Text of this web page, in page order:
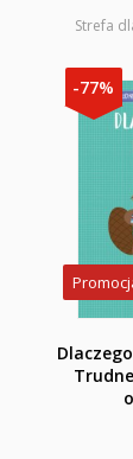
Strefa
-77%